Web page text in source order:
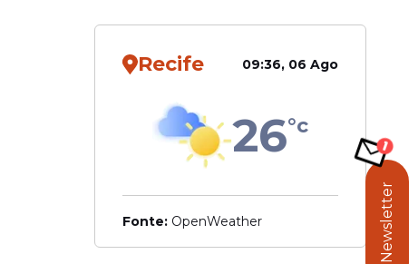
Recife 09:36, 06 Ago
26°c
Fonte: OpenWeather Newsletter